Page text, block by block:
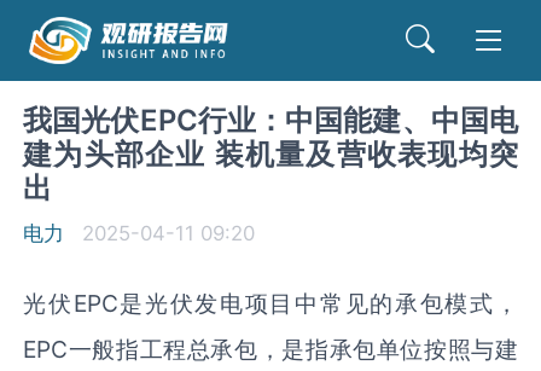
我国光伏EPC行业：中国能建、中国电
建为头部企业 装机量及营收表现均突
出
电力 2025-04-11 09:20
光伏EPC是光伏发电项目中常见的承包模式，
EPC一般指工程总承包，是指承包单位按照与建